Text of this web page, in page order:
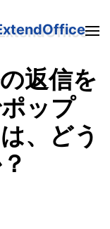
返信を
ップ
、どう